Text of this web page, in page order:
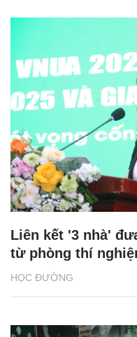
HỌC ĐƯỜNG
Liên kết '3 nhà'
từ phòng thí